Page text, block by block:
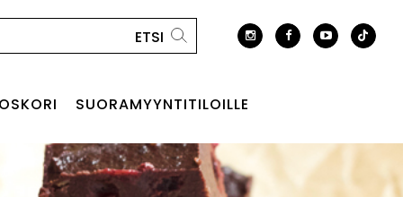
SUORAMYYNTITILOILLE